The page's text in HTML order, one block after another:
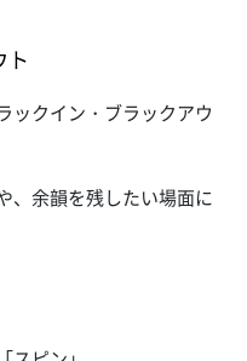
ト
ックイン・ブラックアウ
、余韻を残したい場面に